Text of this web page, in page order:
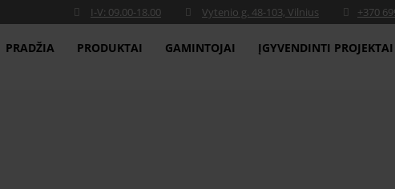
+370
Vytenio g. 48-103, Vilnius
I-V: 09.00-18.00
PRADŽIA PRODUKTAI GAMINTOJAI ĮGYVENDINTI PROJEKTAI